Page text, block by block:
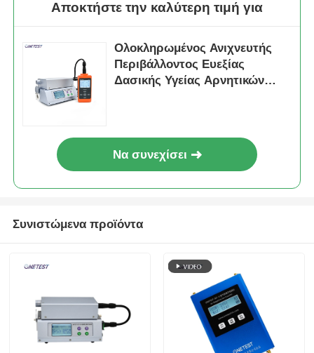
Ανιχνευτής εκπομπής υπέρυθρης ακτινοβολίας
Αποκτήστε την καλύτερη τιμή για
Ολοκληρωμένος Ανιχνευτής
Περιβάλλοντος Ευεξίας
Δασικής Υγείας Αρνητικών
Να συνεχίσει
Συνιστώμενα προϊόντα